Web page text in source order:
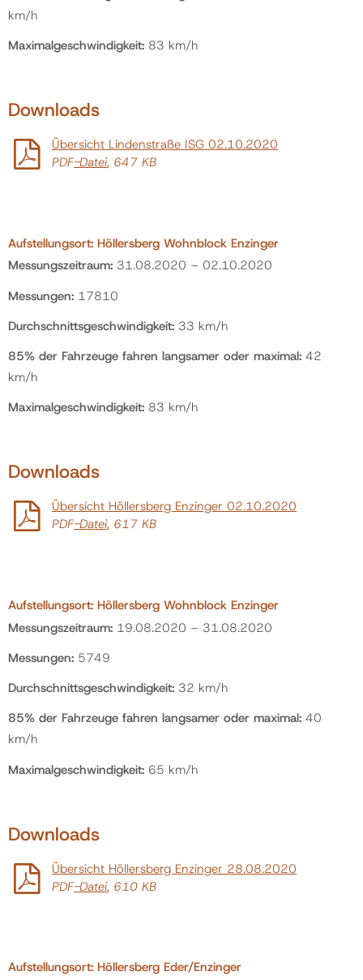
km/h
Maximalgeschwindigkeit: 83 km/h
Downloads
Übersicht Lindenstraße ISG 02.10.2020
PDF-Datei, 647 KB
Aufstellungsort: Höllersberg Wohnblock Enzinger
Messungszeitraum: 31.08.2020 – 02.10.2020
Messungen: 17810
Durchschnittsgeschwindigkeit: 33 km/h
85% der Fahrzeuge fahren langsamer oder maximal: 42
km/h
Maximalgeschwindigkeit: 83 km/h
Downloads
Übersicht Höllersberg Enzinger 02.10.2020
PDF-Datei, 617 KB
Aufstellungsort: Höllersberg Wohnblock Enzinger
Messungszeitraum: 19.08.2020 – 31.08.2020
Messungen: 5749
Durchschnittsgeschwindigkeit: 32 km/h
85% der Fahrzeuge fahren langsamer oder maximal: 40
km/h
Maximalgeschwindigkeit: 65 km/h
Downloads
Übersicht Höllersberg Enzinger 28.08.2020
PDF-Datei, 610 KB
Aufstellungsort: Höllersberg Eder/Enzinger